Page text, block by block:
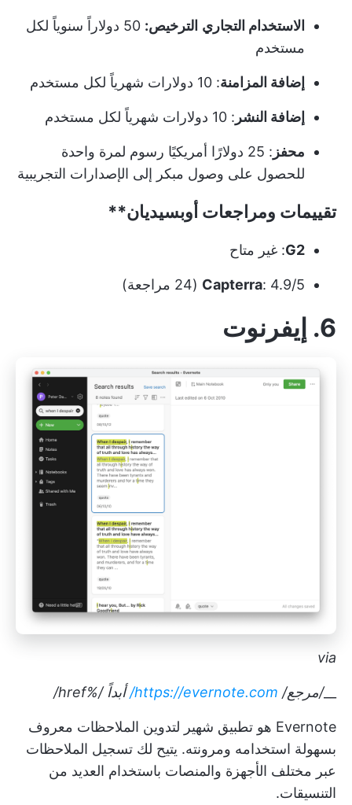
الاستخدام التجاري الترخيص:
50 دولاراً سنوياً لكل
مستخدم
إضافة المزامنة: 10 دولارات شهرياً لكل مستخدم
إضافة النشر : 10 دولارات شهرياً لكل مستخدم
محفز
: 25 دولارًا أمريكيًا رسوم لمرة واحدة
للحصول على وصول مبكر إلى الإصدارات التجريبية
تقييمات ومراجعات أوبسيديان**
G2: غير متاح
Capterra: 4.9/5 (24 مراجعة)
6. إيفرنوت
via
__/مرجع/ https://evernote.com/ أبداً /%href/
Evernote هو تطبيق شهير لتدوين الملاحظات معروف
بسهولة استخدامه ومرونته. يتيح لك تسجيل الملاحظات
عبر مختلف الأجهزة والمنصات باستخدام العديد من
التنسيقات.